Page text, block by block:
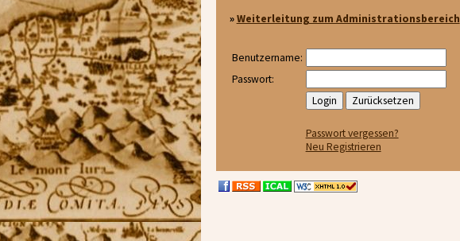
»Weiterleitung zum Administrationsbereich
Benutzername:
Passwort:
Passwort vergessen?
Neu Registrieren